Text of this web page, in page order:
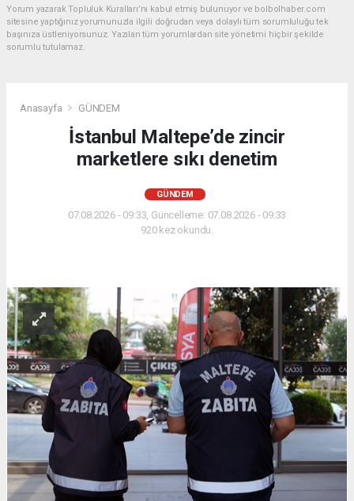
Yorum yazarak Topluluk Kuralları’nı kabul etmiş bulunuyor ve bolbolhaber.com
sitesine yaptığınız yorumunuzla ilgili doğrudan veya dolaylı tüm sorumluluğu tek
başınıza üstleniyorsunuz. Yazılan tüm yorumlardan site yönetimi hiçbir şekilde
sorumlu tutulamaz.
Anasayfa GÜNDEM
İstanbul Maltepe’de zincir
marketlere sıkı denetim
GÜNDEM
07.08.2026 - 09:33, Güncelleme: 07.08.2026 - 09:33
920 kez okundu.